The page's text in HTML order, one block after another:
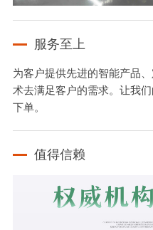
服务至上
为客户提供先进的智能产品
术去满足客户的需求。让我
下单。
值得信赖